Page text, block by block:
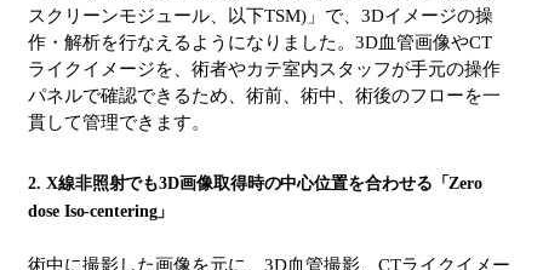
スクリーンモジュール、以下TSM)」で、3Dイメージの操
作・解析を行なえるようになりました。3D血管画像やCT
ライクイメージを、術者やカテ室内スタッフが手元の操作
パネルで確認できるため、術前、術中、術後のフローを一
貫して管理できます。
2. X線非照射でも3D画像取得時の中心位置を合わせる「Zero
dose Iso-centering」
術中に撮影した画像を元に、3D血管撮影、CTライクイメー